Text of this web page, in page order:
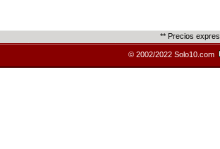
** Precios
© 2002/2022 Solo10.com